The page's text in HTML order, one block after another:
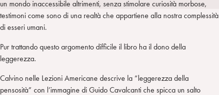
n
un mondo inaccessibile altrimenti, senza stimolare curiosità morbose,
testimoni come sono di una realtà che appartiene alla nostra complessità
di esseri umani.
Pur trattando questo argomento difficile il libro ha il dono della
leggerezza.
Calvino nelle Lezioni Americane descrive la “leggerezza della
pensosità” con l’immagine di Guido Cavalcanti che spicca un salto